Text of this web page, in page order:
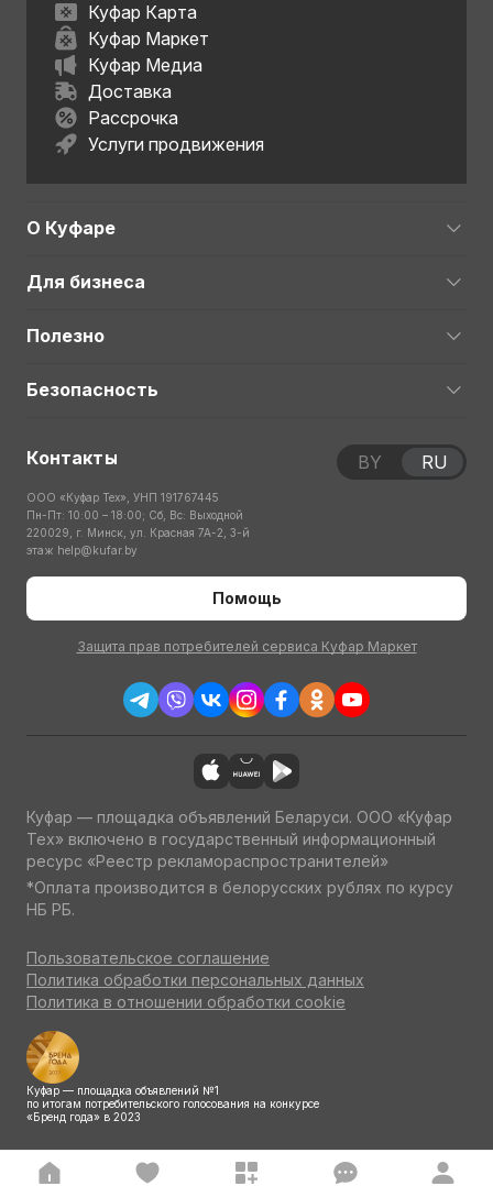
Куфар Карта
Куфар Маркет
Куфар Медиа
Доставка
Рассрочка
Услуги продвижения
О Куфаре
Для бизнеса
Полезно
Безопасность
Контакты
ООО «Куфар Тех», УНП 191767445
Пн-Пт: 10:00 – 18:00; Сб, Вс: Выходной
220029, г. Минск, ул. Красная 7А-2, 3-й
этаж help@kufar.by
Помощь
Защита прав потребителей сервиса Куфар Маркет
BY RU
Куфар — площадка объявлений Беларуси. ООО «Куфар
Тех» включено в государственный информационный
ресурс «Реестр рекламораспространителей»
*Оплата производится в белорусских рублях по курсу
НБ РБ.
Пользовательское соглашение
Политика обработки персональных данных
Политика в отношении обработки cookie
Куфар — площадка объявлений №1
по итогам потребительского голосования на конкурсе
«Бренд года» в 2023